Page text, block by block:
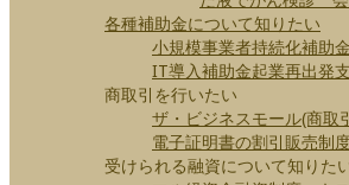
各種補助金について知りたい
小規模事業者持続化補助金
IT導入補助金起業再出発
商取引を行いたい
ザ・ビジネスモール(商取
電子証明書の割引販売制
受けられる融資について知りた